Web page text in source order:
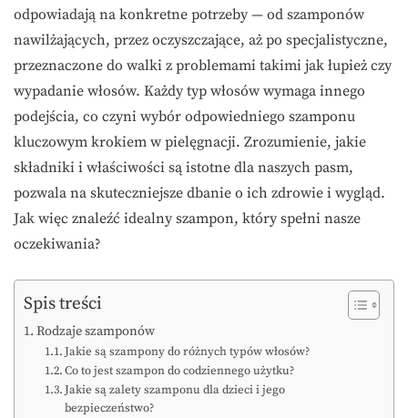
odpowiadają na konkretne potrzeby — od szamponów
nawilżających, przez oczyszczające, aż po specjalistyczne,
przeznaczone do walki z problemami takimi jak łupież czy
wypadanie włosów. Każdy typ włosów wymaga innego
podejścia, co czyni wybór odpowiedniego szamponu
kluczowym krokiem w pielęgnacji. Zrozumienie, jakie
składniki i właściwości są istotne dla naszych pasm,
pozwala na skuteczniejsze dbanie o ich zdrowie i wygląd.
Jak więc znaleźć idealny szampon, który spełni nasze
oczekiwania?
Spis treści
Rodzaje szamponów
Jakie są szampony do różnych typów włosów?
Co to jest szampon do codziennego użytku?
Jakie są zalety szamponu dla dzieci i jego
bezpieczeństwo?